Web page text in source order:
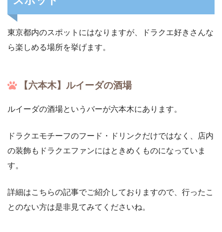
東京都内のスポットにはなりますが、ドラクエ好きさんな
ら楽しめる場所を挙げます。
【六本木】ルイーダの酒場
ルイーダの酒場というバーが六本木にあります。
ドラクエモチーフのフード・ドリンクだけではなく、店内
の装飾もドラクエファンにはときめくものになっていま
す。
詳細はこちらの記事でご紹介しておりますので、行ったこ
とのない方は是非見てみてくださいね。